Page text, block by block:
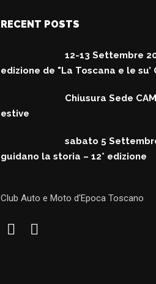
RECENT POSTS
12-13 Settembre
edizione de "La Toscana e le su’
Chiusura Sede
estive
sabato 5
guidano la storia – 12° edizione
Club Auto e Moto d'Epoca Toscano